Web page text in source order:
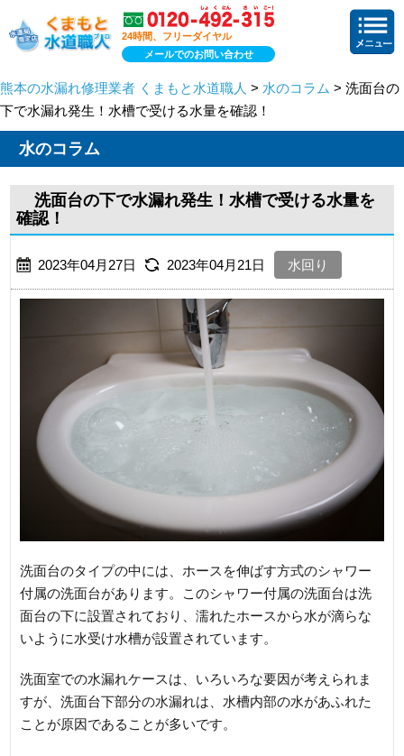
24時間、フリーダイヤル
メールでのお問い合わせ
熊本の水漏れ修理業者 くまもと水道職人 > 水のコラム > 洗面台の
下で水漏れ発生！水槽で受ける水量を確認！
水のコラム
洗面台の下で水漏れ発生！水槽で受ける水量を
確認！
2023年04月27日 2023年04月21日 水回り
洗面台のタイプの中には、ホースを伸ばす方式のシャワー
付属の洗面台があります。このシャワー付属の洗面台は洗
面台の下に設置されており、濡れたホースから水が滴らな
いように水受け水槽が設置されています。
洗面室での水漏れケースは、いろいろな要因が考えられま
すが、洗面台下部分の水漏れは、水槽内部の水があふれた
ことが原因であることが多いです。